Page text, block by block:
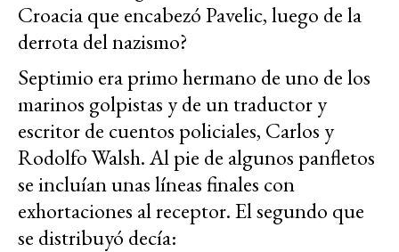
Croacia que encabezó Pavelic, luego de la
derrota del nazismo?
Septimio era primo hermano de uno de los
marinos golpistas y de un traductor y
escritor de cuentos policiales, Carlos y
Rodolfo Walsh. Al pie de algunos panfletos
se incluían unas líneas finales con
exhortaciones al receptor. El segundo que
se distribuyó decía: